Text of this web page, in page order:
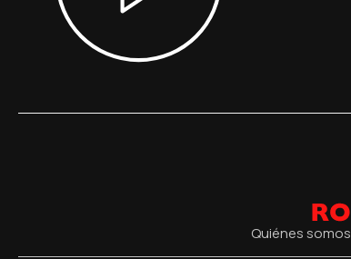
Quiénes somos